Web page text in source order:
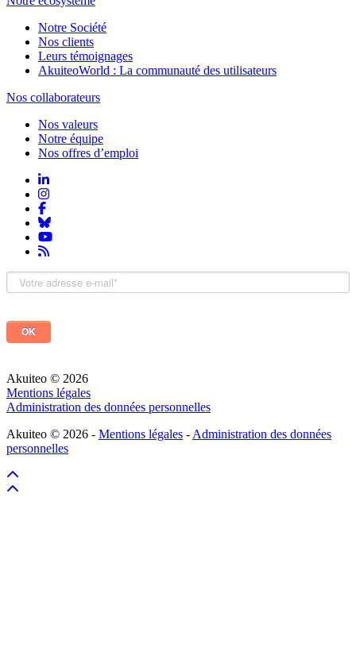
Notre Société
Nos clients
Leurs témoignages
AkuiteoWorld : La communauté des utilisateurs
Nos collaborateurs
Nos valeurs
Notre équipe
Nos offres d’emploi
Akuiteo © 2026
Mentions légales
Administration des données personnelles
Akuiteo © 2026 - Mentions légales -Administration des données
personnelles